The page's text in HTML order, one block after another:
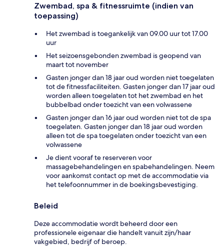
Zwembad, spa & fitnessruimte (indien van
toepassing)
Het zwembad is toegankelijk van 09.00 uur tot 17.00
uur
Het seizoensgebonden zwembad is geopend van
maart tot november
Gasten jonger dan 18 jaar oud worden niet toegelaten
tot de fitnessfaciliteiten. Gasten jonger dan 17 jaar oud
worden alleen toegelaten tot het zwembad en het
bubbelbad onder toezicht van een volwassene
Gasten jonger dan 16 jaar oud worden niet tot de spa
toegelaten. Gasten jonger dan 18 jaar oud worden
alleen tot de spa toegelaten onder toezicht van een
volwassene
Je dient vooraf te reserveren voor
massagebehandelingen en spabehandelingen. Neem
voor aankomst contact op met de accommodatie via
het telefoonnummer in de boekingsbevestiging.
Beleid
Deze accommodatie wordt beheerd door een
professionele eigenaar die handelt vanuit zijn/haar
vakgebied, bedrijf of beroep.